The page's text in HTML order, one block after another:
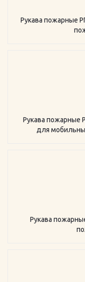
Рукава пожарные
Рукава пожарные
для
Рукава